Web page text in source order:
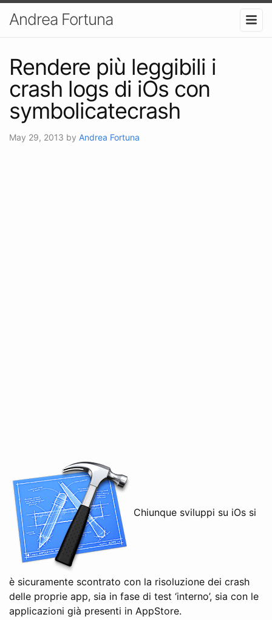
Andrea Fortuna
Rendere più leggibili i
crash logs di iOs con
symbolicatecrash
May 29, 2013 by Andrea Fortuna
Chiunque sviluppi su iOs si
è sicuramente scontrato con la risoluzione dei crash
delle proprie app, sia in fase di test ‘interno’, sia con le
applicazioni già presenti in AppStore.